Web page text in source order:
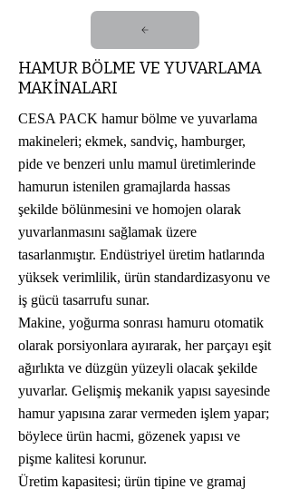
HAMUR BÖLME VE YUVARLAMA
MAKİNALARI
CESA PACK hamur bölme ve yuvarlama
makineleri; ekmek, sandviç, hamburger,
pide ve benzeri unlu mamul üretimlerinde
hamurun istenilen gramajlarda hassas
şekilde bölünmesini ve homojen olarak
yuvarlanmasını sağlamak üzere
tasarlanmıştır. Endüstriyel üretim hatlarında
yüksek verimlilik, ürün standardizasyonu ve
iş gücü tasarrufu sunar.
Makine, yoğurma sonrası hamuru otomatik
olarak porsiyonlara ayırarak, her parçayı eşit
ağırlıkta ve düzgün yüzeyli olacak şekilde
yuvarlar. Gelişmiş mekanik yapısı sayesinde
hamur yapısına zarar vermeden işlem yapar;
böylece ürün hacmi, gözenek yapısı ve
pişme kalitesi korunur.
Üretim kapasitesi; ürün tipine ve gramaj